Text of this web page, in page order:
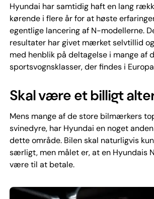
Hyundai har samtidig haft en lang
kørende i flere år for at høste
egentlige lancering af N-modellerne.
resultater har givet mærket selvtillid
med henblik på deltagelse i mange af
sportsvognsklasser, der findes i
Skal være et billigt
Mens mange af de store bilmærkers
svinedyre, har Hyundai en noget
dette område. Bilen skal naturligvis
særligt, men målet er, at en Hyundais
være til at betale.